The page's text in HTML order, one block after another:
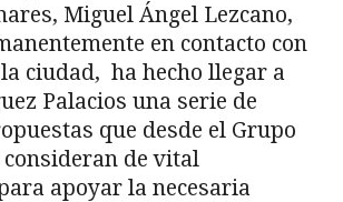
Miguel Ángel Lezcano,
en contacto con
ciudad, ha hecho llegar a
Palacios una serie de
que desde el Grupo
de vital
apoyar la necesaria